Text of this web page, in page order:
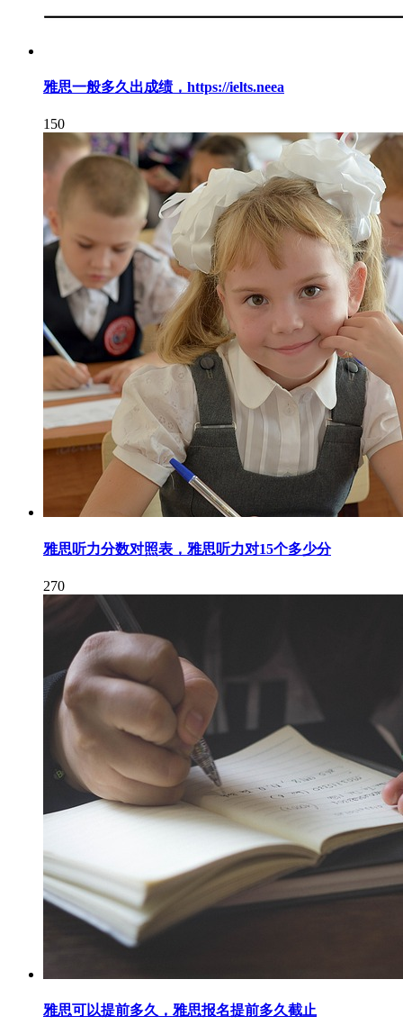
雅思一般多久出成绩，https://ielts.neea
150
雅思听力分数对照表，雅思听力对15个多少分
270
雅思可以提前多久，雅思报名提前多久截止